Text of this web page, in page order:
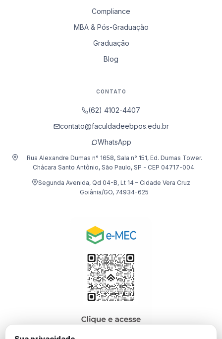
Compliance
MBA & Pós-Graduação
Graduação
Blog
CONTATO
(62) 4102-4407
contato@faculdadeebpos.edu.br
WhatsApp
Rua Alexandre Dumas n° 1658, Sala n° 151, Ed. Dumas Tower.
Chácara Santo Antônio, São Paulo, SP - CEP 04717-004.
Segunda Avenida, Qd 04-B, Lt 14 – Cidade Vera Cruz
Goiânia/GO, 74934-625